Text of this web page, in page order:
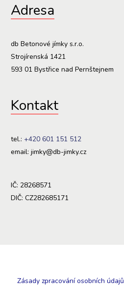
Adresa
db Betonové jímky s.r.o.
Strojírenská 1421
593 01 Bystřice nad Pernštejnem
Kontakt
tel.: +420 601 151 512
email: jimky@db-jimky.cz
IČ: 28268571
DIČ: CZ282685171
Zásady zpracování osobních údajů